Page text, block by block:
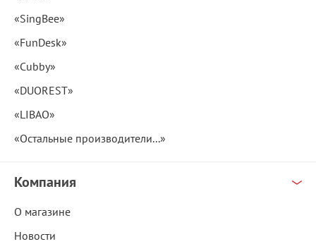
«SingBee»
«FunDesk»
«Cubby»
«DUOREST»
«LIBAO»
«Остальные производители...»
Компания
О магазине
Новости